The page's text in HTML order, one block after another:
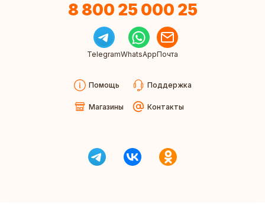
8 800 25 000 25
TelegramWhatsAppПочта
Помощь Поддержка
Магазины Контакты